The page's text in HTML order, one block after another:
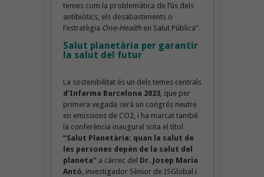
temes com la problemàtica de l’ús dels
antibiòtics, els desabastiments o
l’estratègia One-Healthen Salut Pública”.
Salut planetària per garantir
la salut del futur
La sostenibilitat és un dels temes centrals
d’Infarma Barcelona 2023, que per
primera vegada serà un congrés neutre
en emissions de CO2, i ha marcat també
la conferència inaugural sota el títol
“Salut Planetària: quan la salut de
les persones depèn de la salut del
planeta”a càrrec del Dr. Josep Maria
Antó, investigador Sènior de ISGlobal i